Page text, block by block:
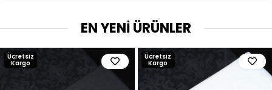
EN YENİ ÜRÜNLER
Ücretsiz
Kargo
Ücretsiz
Kargo